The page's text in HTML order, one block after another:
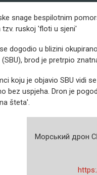
snage bespilotnim
tzv. ruskoj 'floti u sjeni'
dogodio u blizini
(SBU), brod je pretrpio
koju je objavio SBU vidi
bez uspjeha. Dron je
šteta'.
Морський дрон